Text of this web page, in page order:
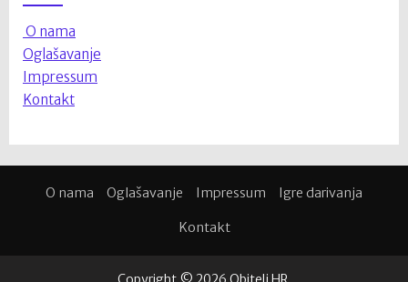
O nama
Oglašavanje
Impressum
Kontakt
O nama Oglašavanje Impressum Igre darivanja
Kontakt